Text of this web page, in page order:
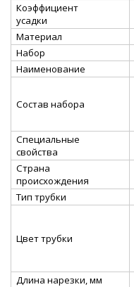
Коэффициент
усадки
Материал
Набор
Наименование
Состав набора
Специальные
свойства
Страна
происхождения
Тип трубки
Цвет трубки
Длина нарезки, мм